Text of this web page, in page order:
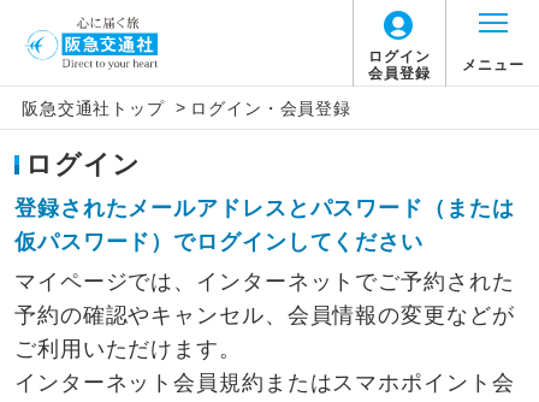
ログイン
会員登録
メニュー
阪急交通社トップ > ログイン・会員登録
ログイン
登録されたメールアドレスとパスワード（または
仮パスワード）でログインしてください
マイページでは、インターネットでご予約された
予約の確認やキャンセル、会員情報の変更などが
ご利用いただけます。
インターネット会員規約またはスマホポイント会